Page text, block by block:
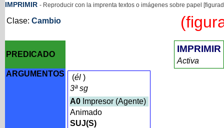
IMPRIMIR - Reproducir con la imprenta textos o imágenes sobre papel
Clase: Cambio
PREDICADO
IMPRIMIR
Activa
ARGUMENTOS
(él)
3ª sg
A0Impresor (Agente)
Animado
SUJ(S)